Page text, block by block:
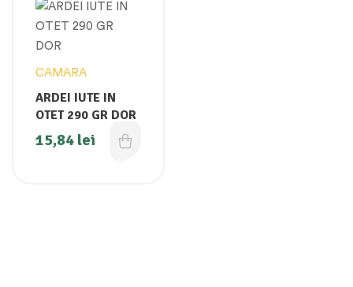
CAMARA
ARDEI IUTE IN
OTET 290 GR DOR
15,84 lei